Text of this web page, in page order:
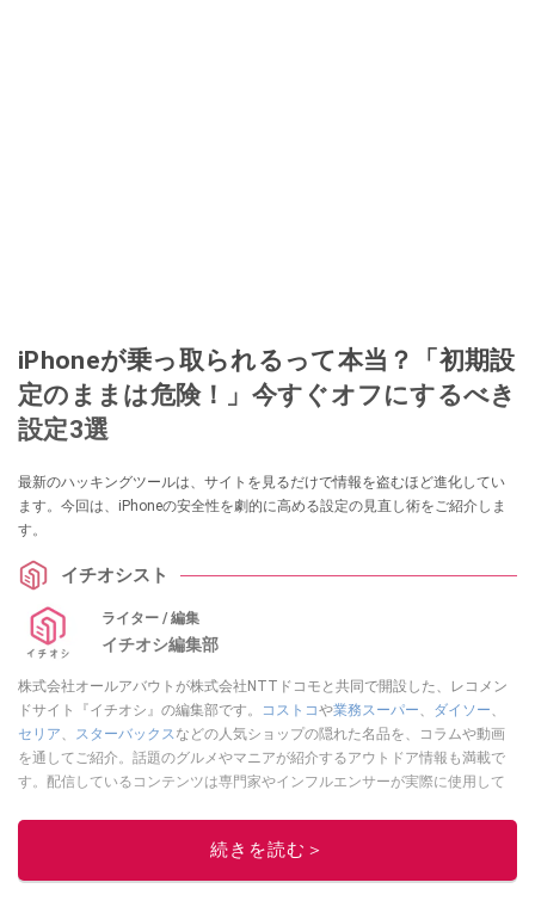
iPhoneが乗っ取られるって本当？「初期設
定のままは危険！」今すぐオフにするべき
設定3選
最新のハッキングツールは、サイトを見るだけで情報を盗むほど進化してい
ます。今回は、iPhoneの安全性を劇的に高める設定の見直し術をご紹介しま
す。
イチオシスト
ライター / 編集
イチオシ編集部
株式会社オールアバウトが株式会社NTTドコモと共同で開設した、レコメン
ドサイト『イチオシ』の編集部です。
コストコや業務スーパー、 ダイソー、
セリア、 スターバックスなどの人気ショップの隠れた名品を、コラムや動画
を通してご紹介。話題のグルメやマニアが紹介するアウトドア情報も満載で
す。配信しているコンテンツは専門家やインフルエンサーが実際に使用して
ニュースでフォロー
続きを読む＞